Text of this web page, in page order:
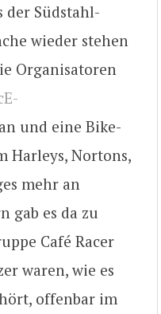
der Südstahl-
wieder stehen
Organisatoren
und eine Bike-
Harleys, Nortons,
mehr an
gab es da zu
Café Racer
waren, wie es
offenbar im